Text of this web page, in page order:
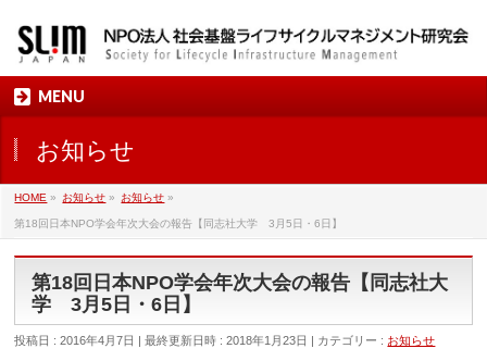
MENU
お知らせ
HOME » お知らせ » お知らせ »
第18回日本NPO学会年次大会の報告【同志社大学 3月5日・6日】
第18回日本NPO学会年次大会の報告【同志社大
学 3月5日・6日】
投稿日 : 2016年4月7日 最終更新日時 : 2018年1月23日 カテゴリー : お知らせ